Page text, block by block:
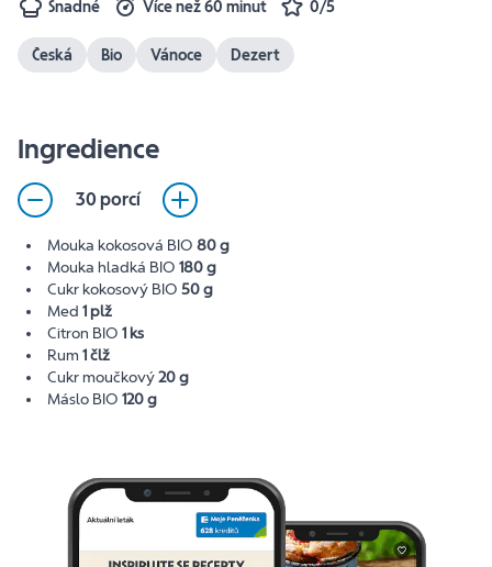
Snadné Více než 60 minut 0/5
Česká Bio Vánoce Dezert
Ingredience
30 porcí
Mouka kokosová BIO 80 g
Mouka hladká BIO 180 g
Cukr kokosový BIO 50 g
Med 1 plž
Citron BIO 1 ks
Rum 1 člž
Cukr moučkový20 g
Máslo BIO 120 g